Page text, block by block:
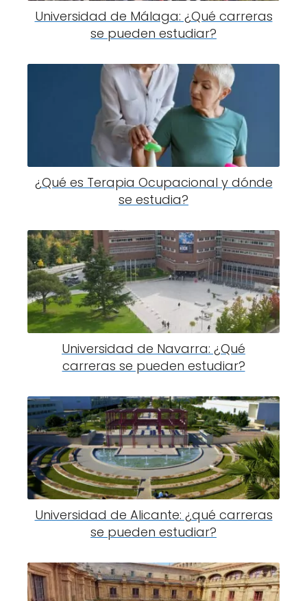
Universidad de Málaga: ¿Qué carreras
se pueden estudiar?
¿Qué es Terapia Ocupacional y dónde
se estudia?
Universidad de Navarra: ¿Qué
carreras se pueden estudiar?
Universidad de Alicante: ¿qué carreras
se pueden estudiar?